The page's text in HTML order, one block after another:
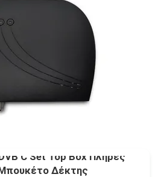
C Set Top Box Πλήρες
Δέκτης